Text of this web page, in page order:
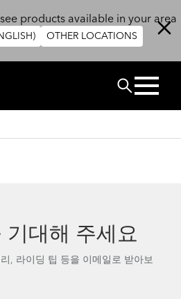
products available in your area
OTHER LOCATIONS
검색
기대해 주세요
, 라이딩 팁 등을 이메일로 받아보